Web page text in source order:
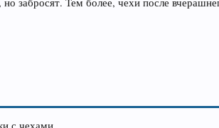
с чехами